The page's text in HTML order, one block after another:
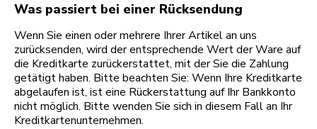
Was passiert bei einer Rücksendung
Wenn Sie einen oder mehrere Ihrer Artikel an uns
zurücksenden, wird der entsprechende Wert der Ware auf
die Kreditkarte zurückerstattet, mit der Sie die Zahlung
getätigt haben. Bitte beachten Sie: Wenn Ihre Kreditkarte
abgelaufen ist, ist eine Rückerstattung auf Ihr Bankkonto
nicht möglich. Bitte wenden Sie sich in diesem Fall an Ihr
Kreditkartenunternehmen.